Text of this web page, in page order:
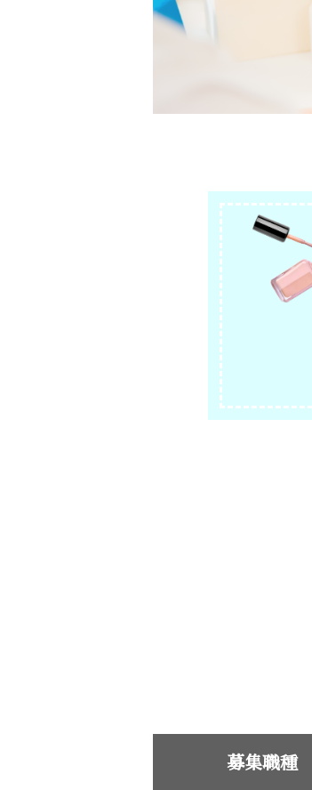
募集職種